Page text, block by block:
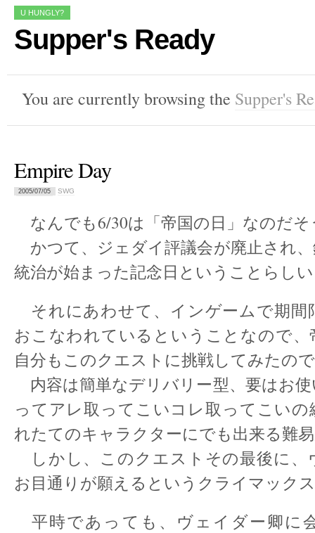
U HUNGLY?
Supper's Ready
You are currently browsing the Supper's
Empire Day
2005/07/05 SWG
なんでも6/30は「帝国の日」なのだそ
かつて、ジェダイ評議会が廃止され
統治が始まった記念日ということらし
それにあわせて、インゲームで期間
おこなわれているということなので、
自分もこのクエストに挑戦してみたの
内容は簡単なデリバリー型、要はお
ってアレ取ってこいコレ取ってこいの
れたてのキャラクターにでも出来る難
しかし、このクエストその最後に、
お目通りが願えるというクライマック
平時であっても、ヴェイダー卿に